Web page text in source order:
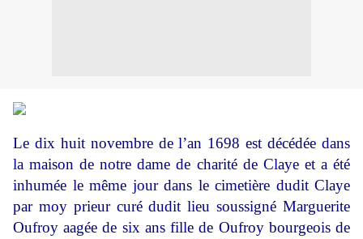
Le dix huit novembre de l’an 1698 est décédée dans
la maison de notre dame de charité de Claye et a été
inhumée le même jour dans le cimetière dudit Claye
par moy prieur curé dudit lieu soussigné Marguerite
Oufroy aagée de six ans fille de Oufroy bourgeois de